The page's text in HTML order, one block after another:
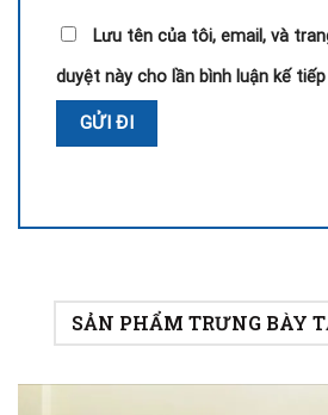
Lưu tên của tôi, email, và
duyệt này cho lần bình luận kế
SẢN PHẨM TRƯNG BÀY